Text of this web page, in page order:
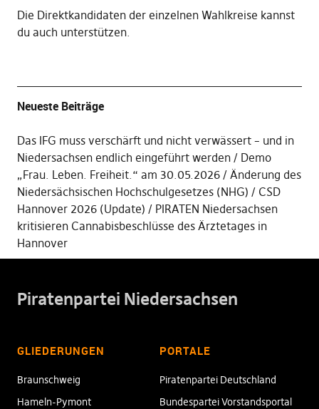
Die Direktkandidaten der einzelnen Wahlkreise kannst
du auch unterstützen.
Neueste Beiträge
Das IFG muss verschärft und nicht verwässert – und in
Niedersachsen endlich eingeführt werden
Demo
„Frau. Leben. Freiheit.“ am 30.05.2026
Änderung des
Niedersächsischen Hochschulgesetzes (NHG)
CSD
Hannover 2026 (Update)
PIRATEN Niedersachsen
kritisieren Cannabisbeschlüsse des Ärztetages in
Hannover
Piratenpartei Niedersachsen
GLIEDERUNGEN
Braunschweig
Hameln-Pymont
PORTALE
Piratenpartei Deutschland
Bundespartei Vorstandsportal